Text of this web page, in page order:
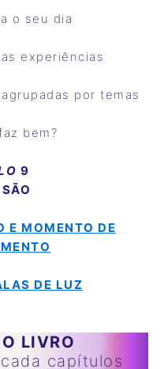
o seu dia
experiências
por temas
bem?
9
E MOMENTO DE
DE LUZ
LIVRO
capítulos